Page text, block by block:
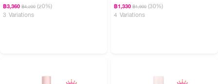
฿3,360 ฿4,200 (20%)
3 Variations
฿1,330 ฿1,900 (30%)
4 Variations